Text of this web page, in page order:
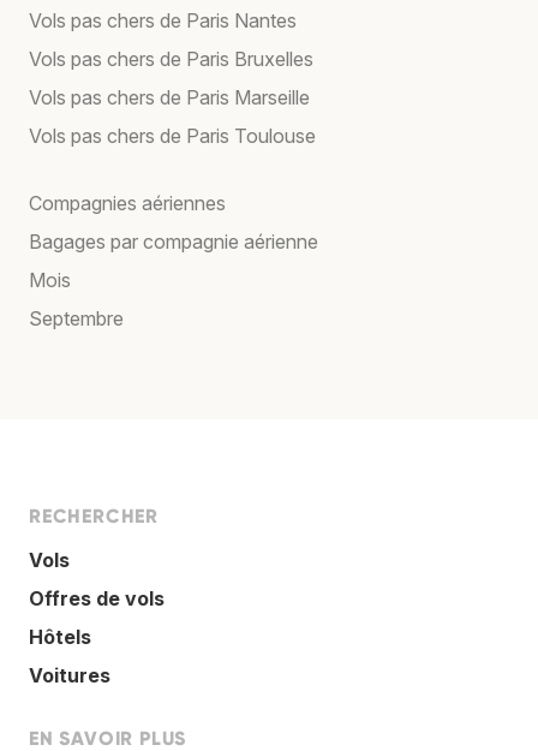
Vols pas chers de Paris Nantes
Vols pas chers de Paris Bruxelles
Vols pas chers de Paris Marseille
Vols pas chers de Paris Toulouse
Compagnies aériennes
Bagages par compagnie aérienne
Mois
Septembre
RECHERCHER
Vols
Offres de vols
Hôtels
Voitures
EN SAVOIR PLUS